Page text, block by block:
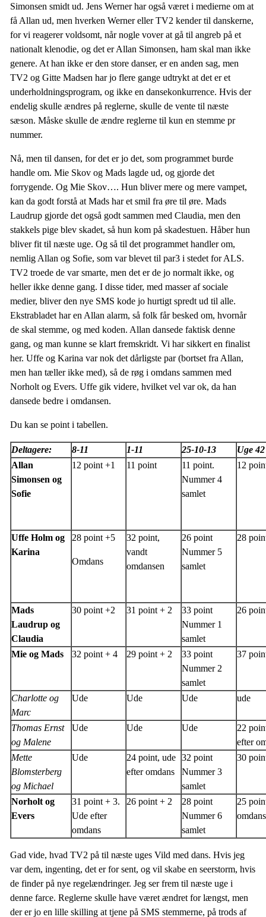
Simonsen smidt ud. Jens Werner har også været i medierne om at
få Allan ud, men hverken Werner eller TV2 kender til danskerne,
for vi reagerer voldsomt, når nogle vover at gå til angreb på et
nationalt klenodie, og det er Allan Simonsen, ham skal man ikke
genere. At han ikke er den store danser, er en anden sag, men
TV2 og Gitte Madsen har jo flere gange udtrykt at det er et
underholdningsprogram, og ikke en dansekonkurrence. Hvis der
endelig skulle ændres på reglerne, skulle de vente til næste
sæson. Måske skulle de ændre reglerne til kun en stemme pr
nummer.
Nå, men til dansen, for det er jo det, som programmet burde
handle om. Mie Skov og Mads lagde ud, og gjorde det
forrygende. Og Mie Skov…. Hun bliver mere og mere vampet,
kan da godt forstå at Mads har et smil fra øre til øre. Mads
Laudrup gjorde det også godt sammen med Claudia, men den
stakkels pige blev skadet, så hun kom på skadestuen. Håber hun
bliver fit til næste uge. Og så til det programmet handler om,
nemlig Allan og Sofie, som var blevet til par3 i stedet for ALS.
TV2 troede de var smarte, men det er de jo normalt ikke, og
heller ikke denne gang. I disse tider, med masser af sociale
medier, bliver den nye SMS kode jo hurtigt spredt ud til alle.
Ekstrabladet har en Allan alarm, så folk får besked om, hvornår
de skal stemme, og med koden. Allan dansede faktisk denne
gang, og man kunne se klart fremskridt. Vi har sikkert en finalist
her. Uffe og Karina var nok det dårligste par (bortset fra Allan,
men han tæller ikke med), så de røg i omdans sammen med
Norholt og Evers. Uffe gik videre, hvilket vel var ok, da han
dansede bedre i omdansen.
Du kan se point i tabellen.
Deltagere: 8-11 1-11 25-10-13
Uge 42
Allan
Simonsen og
Sofie
12 point +1 11 point
11 point.
Nummer 4
samlet
12
Uffe Holm og
Karina
28 point +5
Omdans
32 point,
vandt
omdansen
26 point
Nummer 5
samlet
28
Mads
Laudrup og
Claudia
30 point +2 31 point + 2
33 point
Nummer 1
samlet
26
Mie og Mads 32 point + 4 29 point + 2
33 point
Nummer 2
samlet
37
Charlotte og
Marc
Ude Ude Ude ude
Thomas Ernst
og Malene
Ude Ude Ude
22
efter
Mette
Blomsterberg
og Michael
Ude
24 point, ude
efter omdans
32 point
Nummer 3
samlet
30
Norholt og
Evers
31 point + 3.
Ude efter
omdans
26 point + 2
28 point
Nummer 6
samlet
25
omdans
Gad vide, hvad TV2 på til næste uges Vild med dans. Hvis jeg
var dem, ingenting, det er for sent, og vil skabe en seerstorm, hvis
de finder på nye regelændringer. Jeg ser frem til næste uge i
denne farce. Reglerne skulle have været ændret for længst, men
der er jo en lille skilling at tjene på SMS stemmerne, på trods af